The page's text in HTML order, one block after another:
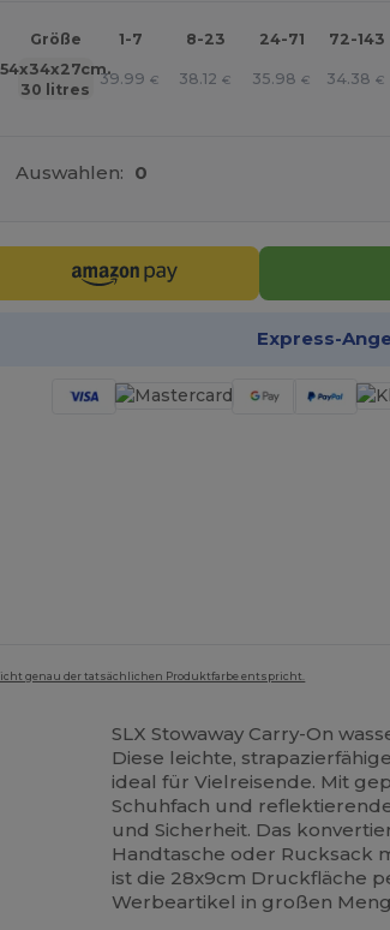
Größe 1-7 8-23 24-71 72-143
54x34x27cm.
30 litres
39.99 € 38.12 € 35.98 € 34.38 €
Auswahlen: 0
Express-
genau der tatsächlichen Produktfarbe entspricht.
SLX Stowaway Carry-On
Diese leichte,
ideal für Vielreisende. Mit
Schuhfach und
und Sicherheit. Das
Handtasche oder Rucksack
ist die 28x9cm Druckfläche
Werbeartikel in großen